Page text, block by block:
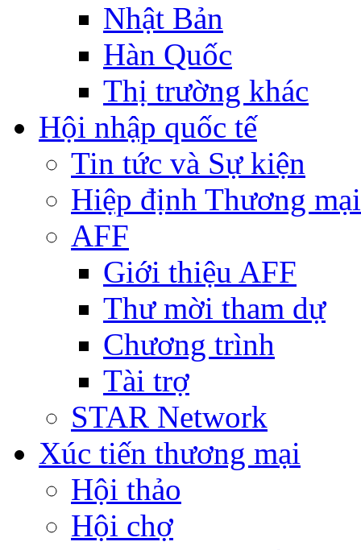
Nhật Bản
Hàn Quốc
Thị trường khác
Hội nhập quốc tế
Tin tức và Sự kiện
Hiệp định Thương
AFF
Giới thiệu AFF
Thư mời tham dự
Chương trình
Tài trợ
STAR Network
Xúc tiến thương mại
Hội thảo
Hội chợ